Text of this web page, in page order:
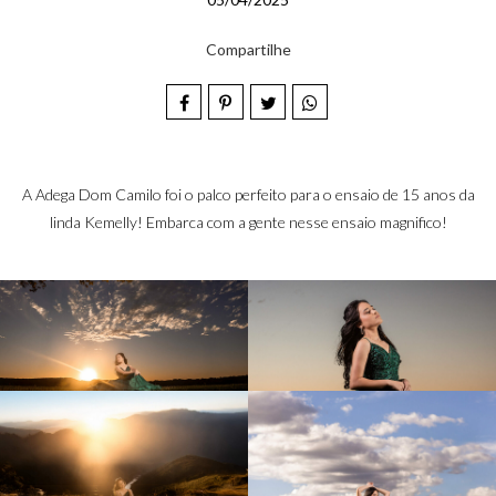
Compartilhe
A Adega Dom Camilo foi o palco perfeito para o ensaio de 15 anos da
linda Kemelly! Embarca com a gente nesse ensaio magnifico!